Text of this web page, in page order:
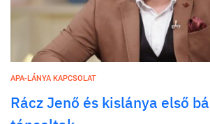
APA-LÁNYA KAPCSOLAT
Rácz Jenő és kislánya első